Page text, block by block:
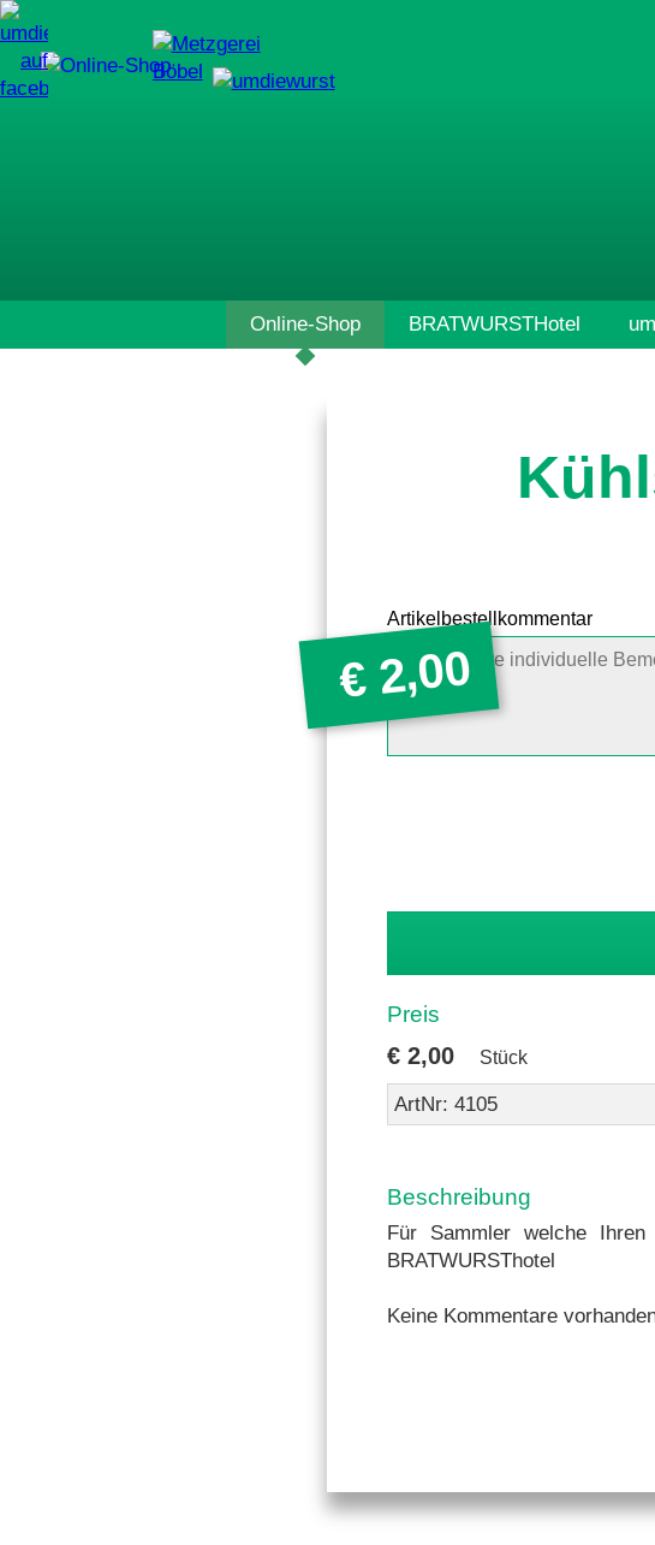
Online-Shop BRATWURSTHotel
€2,00
Artikelbestellkommentar
Preis
€ 2,00 Stück
ArtNr: 4105
Beschreibung
Für Sammler welche
BRATWURSThotel
Keine Kommentare